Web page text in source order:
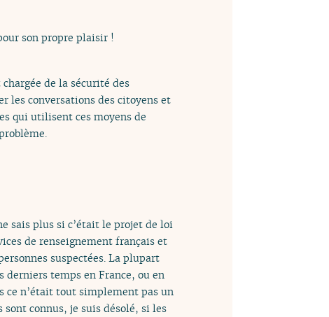
son propre plaisir !
de la sécurité des
les conversations des citoyens et
qui utilisent ces moyens de
sais plus si c’était le projet de loi
de renseignement français et
suspectées. La plupart
derniers temps en France, ou en
ce n’était tout simplement pas un
connus, je suis désolé, si les